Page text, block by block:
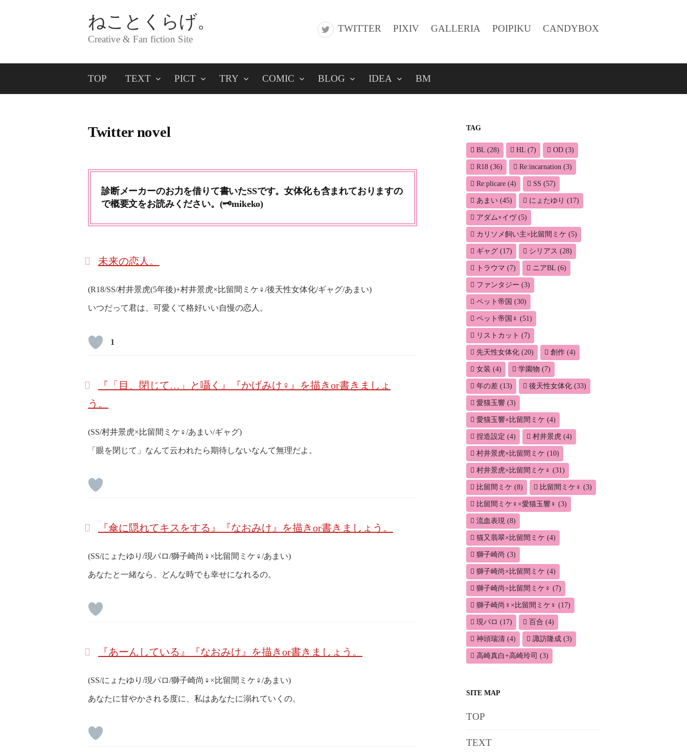
ン
ねことくらげ。
Creative & Fan fiction Site
TWITTER PIXIV GALLERIA POIPIKU CANDYBOX
TOP TEXT PICT TRY COMIC BLOG IDEA BM
Twitter novel
診断メーカーのお力を借りて書いたSSです。女体化も含まれておりますの
で概要文をお読みください。(🗝mikeko)
未来の恋人。
(R18/SS/村井景虎(5年後)+村井景虎×比留間ミケ♀/後天性女体化/ギャグ/あまい)
いつだって君は、可愛くて格好いい自慢の恋人。
1
『「目、閉じて…」と囁く』『かげみけ♀』を描きor書きましょ
う。
(SS/村井景虎×比留間ミケ♀/あまい/ギャグ)
「眼を閉じて」なんて云われたら期待しないなんて無理だよ。
『傘に隠れてキスをする』『なおみけ』を描きor書きましょう。
(SS/にょたゆり/現パロ/獅子崎尚♀×比留間ミケ♀/あまい)
あなたと一緒なら、どんな時でも幸せになれるの。
『あーんしている』『なおみけ』を描きor書きましょう。
(SS/にょたゆり/現パロ/獅子崎尚♀×比留間ミケ♀/あまい)
あなたに甘やかされる度に、私はあなたに溺れていくの。
TAG
BL (28) HL (7) OD (3)
R18 (36) Re:incarnation (3)
Re:plicare (4) SS (57)
あまい (45) にょたゆり (17)
アダム×イヴ(5)
カリソメ飼い主×比留間ミケ (5)
ギャグ (17) シリアス (28)
トラウマ (7) ニアBL (6)
ファンタジー (3)
ペット帝国 (30)
ペット帝国♀ (51)
リストカット (7)
先天性女体化 (20) 創作 (4)
女装 (4) 学園物 (7)
年の差 (13) 後天性女体化 (33)
愛猫玉響 (3)
愛猫玉響×比留間ミケ (4)
捏造設定 (4) 村井景虎 (4)
村井景虎×比留間ミケ (10)
村井景虎×比留間ミケ♀ (31)
比留間ミケ (8) 比留間ミケ♀ (3)
比留間ミケ♀×愛猫玉響♀ (3)
流血表現 (8)
猫又翡翠×比留間ミケ (4)
獅子崎尚 (3)
獅子崎尚×比留間ミケ (4)
獅子崎尚×比留間ミケ♀ (7)
獅子崎尚♀×比留間ミケ♀ (17)
現パロ (17) 百合 (4)
神頭瑞清 (4) 諏訪隆成 (3)
高崎真白+高崎玲司 (3)
SITE MAP
TOP
TEXT